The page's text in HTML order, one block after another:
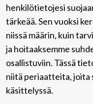
henkilötietojesi
tärkeää. Sen vuoksi
niissä määrin, kuin
ja hoitaaksemme
osallistuviin. Tässä
niitä periaatteita,
käsittelyssä.